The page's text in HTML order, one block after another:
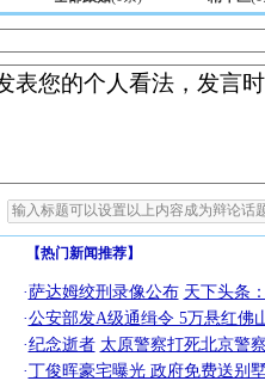
【热门新闻推荐】
·萨达姆绞刑录像公布 天下头条
·公安部发A级通缉令 5万悬红佛
·纪念逝者 太原警察打死北京警
·丁俊晖豪宅曝光 政府免费送别